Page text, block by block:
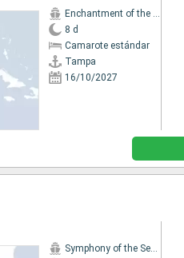
Enchantment of the Seas
8 d
Camarote estándar
Tampa
16/10/2027
Symphony of the Seas